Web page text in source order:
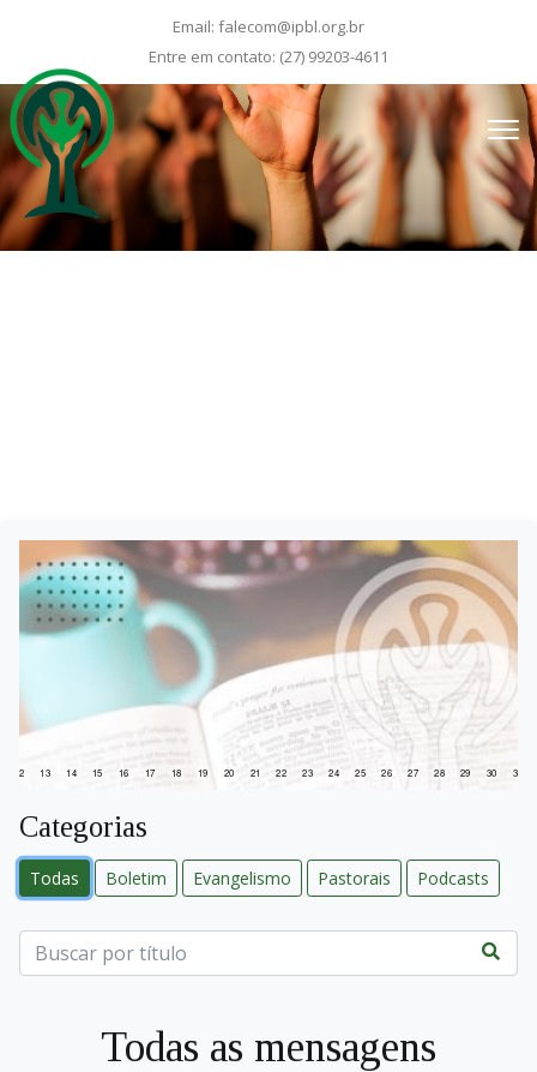
Email: falecom@ipbl.org.br
Entre em contato: (27) 99203-4611
12 13 14 15 16 17 18 19 20 21 22 23 24 25 26 27 28 29 30 31
Categorias
Todas Boletim Evangelismo Pastorais Podcasts
Todas as mensagens